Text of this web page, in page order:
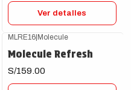
Ver detalles
MLRE16 Molecule
Molecule Refresh
S/159.00